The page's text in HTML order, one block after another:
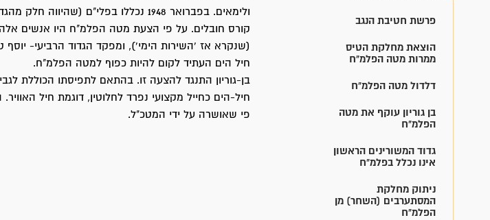
פרשת חטיבת הנגב
הוצאת מחלקת הטיס
ממרות מטה הפלמ"ח
דלדול מטה הפלמ"ח
בן גוריון עוקף את מטה
הפלמ"ח
גדוד המשורינים הראשון
אינו נכלל בפלמ"ח
ניתוק מחלקת
המסתערבים (השחר) מן
הפלמ"ח
קורס חובלים. על פי הצעת מטה הפלמ"ח היו אנשים אלה
(שנקרא אז 'השירות הימי'), ומפקד הגדוד הרביעי-
חיל הים העתיד לקום להיות כפוף למטה הפלמ"ח.
בן-גוריון התנגד להצעה זו. בהתאם לתפיסתו הכוללת
חיל-הים כחייל מקצועי נפרד לחלוטין, דוגמת חיל
פי שאושרה על ידי המטכ"ל.